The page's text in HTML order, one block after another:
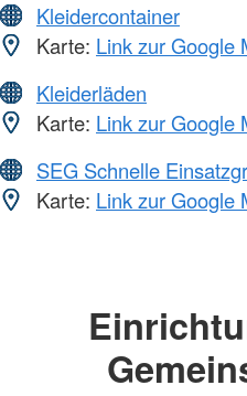
Kleidercontainer
Karte: Link zur Google
Kleiderläden
Karte: Link zur Google
SEG Schnelle
Karte: Link zur Google